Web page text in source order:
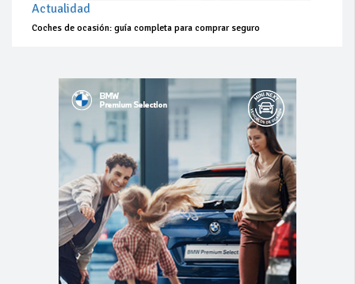
Actualidad
Coches de ocasión: guía completa para comprar seguro